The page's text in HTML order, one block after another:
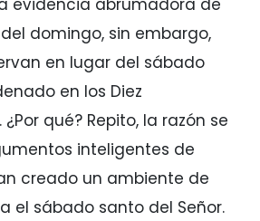
evidencia abrumadora de
domingo, sin embargo,
en lugar del sábado
en los Diez
qué? Repito, la razón se
inteligentes de
creado un ambiente de
el sábado santo del Señor.